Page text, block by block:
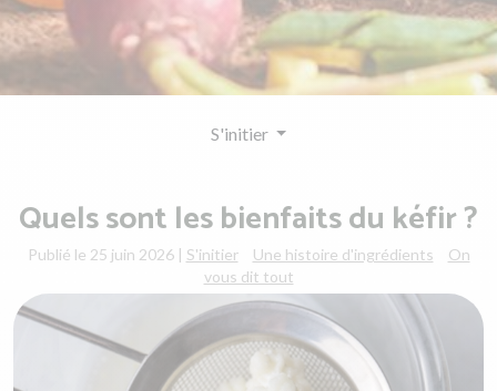
S'initier
Quels sont les bienfaits du kéfir ?
Publié le 25 juin 2026 | S'initier Une histoire d'ingrédients
On
vous dit tout